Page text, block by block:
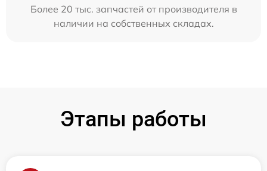
Более 20 тыс. запчастей от производителя в
наличии на собственных складах.
Этапы работы